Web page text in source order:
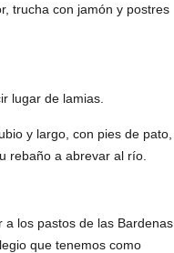
trucha con jamón y postres
lugar de lamias.
y largo, con pies de pato,
rebaño a abrevar al río.
a los pastos de las Bardenas
que tenemos como